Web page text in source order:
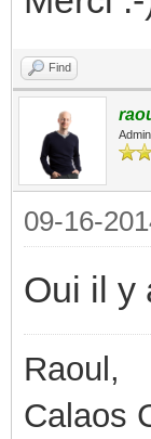
Find
09-16-
Oui il y
Raoul,
Calaos